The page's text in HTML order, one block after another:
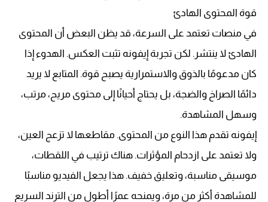
قوة المحتوى الهادئ
في منصات تعتمد على السرعة، قد يظن البعض أن المحتوى
الهادئ لا ينتشر. لكن تجربة إيفونه تثبت العكس. الهدوء إذا
كان مدعومًا بالذوق والاستمرارية يصبح قوة. المتابع لا يريد
دائمًا الصراخ والضجة، بل يحتاج أحيانًا إلى محتوى مريح، مرتب،
وسهل المشاهدة.
إيفونه تقدم هذا النوع من المحتوى. مقاطعها لا تزعج العين،
ولا تعتمد على ازدحام المؤثرات. هناك ترتيب في اللقطات،
موسيقى مناسبة، وتعليق خفيف. هذا يجعل الفيديو مناسبًا
للمشاهدة أكثر من مرة، ويمنحه عمرًا أطول من الترند السريع